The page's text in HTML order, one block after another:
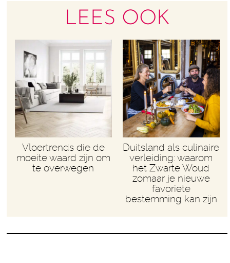
LEES OOK
Vloertrends die de
moeite waard zijn om
te overwegen
Duitsland als culinaire
verleiding: waarom
het Zwarte Woud
zomaar je nieuwe
favoriete
bestemming kan zijn